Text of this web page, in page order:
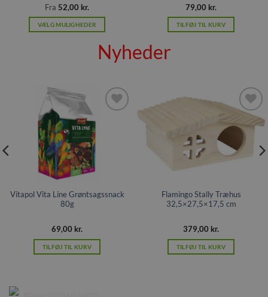
Fra 52,00 kr.
VÆLG MULIGHEDER
Mulighederne
kan
vælges
på
varesiden
79,00 kr.
TILFØJ TIL KURV
Nyheder
Tilføj til
ønskeliste
Vitapol Vita Line Grøntsagssnack
80g
69,00 kr.
TILFØJ TIL KURV
Tilføj til
ønskeliste
Flamingo Stally Træhus
32,5×27,5×17,5 cm
379,00 kr.
TILFØJ TIL KURV